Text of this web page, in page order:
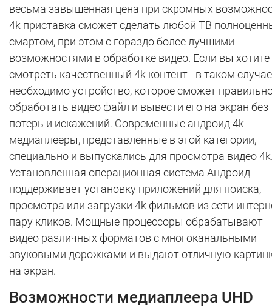
весьма завышенная цена при скромных
4k приставка сможет сделать любой ТВ
смартом, при этом с гораздо более лучшими
возможностями в обработке видео. Если вы хотите
смотреть качественный 4k контент - в таком случае
необходимо устройство, которое сможет
обработать видео файл и вывести его на экран без
потерь и искажений. Современные андроид 4k
медиаплееры, представленные в этой категории,
специально и выпускались для просмотра видео
Установленная операционная система Андроид
поддерживает установку приложений для поиска,
просмотра или загрузки 4k фильмов из сети
пару кликов. Мощные процессоры обрабатывают
видео различных форматов с многоканальными
звуковыми дорожками и выдают отличную
на экран.
Возможности медиаплеера UHD